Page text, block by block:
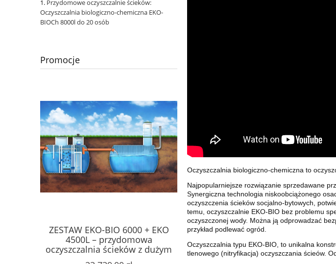
Przydomowe oczyszczalnie ścieków:
Oczyszczalnia biologiczno-chemiczna EKO-
BIOCh 8000l do 20 osób
Promocje
ZESTAW EKO-BIO 6000 + EKO
4500L – przydomowa
oczyszczalnia ścieków z dużym
zbiornikiem retencyjnym
ZESTAW EKO-BIO 8000 + EKO
2800L – przydomowa
oczyszczalnia ścieków z dużym
zbiornikiem retencyjnym
Oczyszczalnia biologiczno-chemiczna to
Najpopularniejsze rozwiązanie sprzedawane
Synergiczna technologia niskoobciążonego
oczyszczenia ścieków socjalno-bytowych,
temu, oczyszczalnie EKO-BIO bez problemu
oczyszczonej wody. Można ją odprowadzać
przykład podlewać ogród.
Oczyszczalnia typu EKO-BIO, to unikalna
tlenowego (nitryfikacja) oczyszczania ścieów.